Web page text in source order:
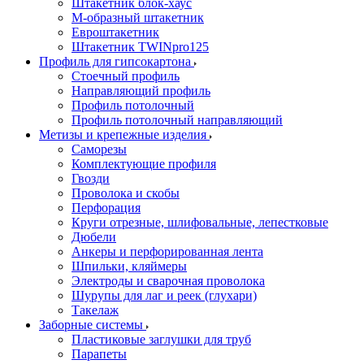
Штакетник блок-хаус
М-образный штакетник
Евроштакетник
Штакетник TWINpro125
Профиль для гипсокартона
Стоечный профиль
Направляющий профиль
Профиль потолочный
Профиль потолочный направляющий
Метизы и крепежные изделия
Саморезы
Комплектующие профиля
Гвозди
Проволока и скобы
Перфорация
Круги отрезные, шлифовальные, лепестковые
Дюбели
Анкеры и перфорированная лента
Шпильки, кляймеры
Электроды и сварочная проволока
Шурупы для лаг и реек (глухари)
Такелаж
Заборные системы
Пластиковые заглушки для труб
Парапеты